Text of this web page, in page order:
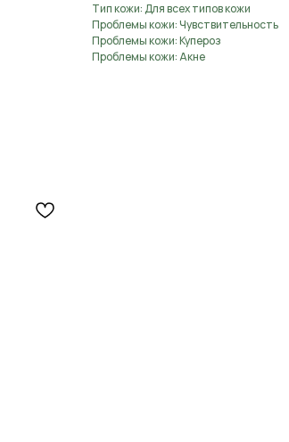
Тип кожи: Для всех типов кожи
Проблемы кожи: Чувствительность
Проблемы кожи: Купероз
Проблемы кожи: Акне